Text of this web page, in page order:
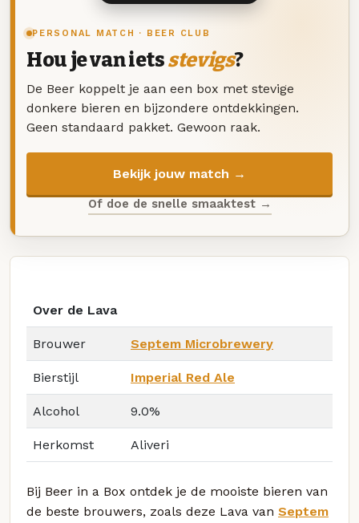
PERSONAL MATCH · BEER CLUB
Hou je van ietsstevigs?
De Beer koppelt je aan een box met stevige
donkere bieren en bijzondere ontdekkingen.
Geen standaard pakket. Gewoon raak.
Bekijk jouw match →
Of doe de snelle smaaktest →
Over de Lava
Brouwer Septem Microbrewery
Bierstijl Imperial Red Ale
Alcohol 9.0%
Herkomst Aliveri
Bij Beer in a Box ontdek je de mooiste bieren van
de beste brouwers, zoals deze Lava van Septem